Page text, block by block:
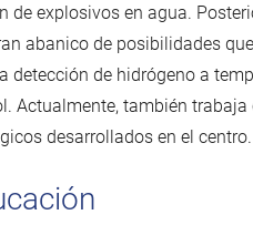
explosivos en agua.
abanico de posibilidades
detección de hidrógeno a
también trabaja
desarrollados en el centro.